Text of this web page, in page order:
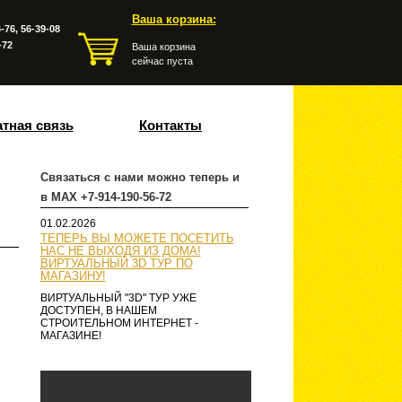
Ваша корзина:
Ваша корзина
сейчас пуста
76, 56-39-08
связь Контакты
Связаться с нами можно теперь и
в MAX +7-914-190-56-72
01.02.2026
ТЕПЕРЬ ВЫ МОЖЕТЕ ПОСЕТИТЬ
НАС НЕ ВЫХОДЯ ИЗ ДОМА!
ВИРТУАЛЬНЫЙ 3D ТУР ПО
МАГАЗИНУ!
ВИРТУАЛЬНЫЙ "3D" ТУР УЖЕ
ДОСТУПЕН, В НАШЕМ
СТРОИТЕЛЬНОМ ИНТЕРНЕТ -
МАГАЗИНЕ!